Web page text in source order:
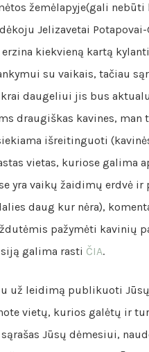
žemėlapyje(gali
Jelizavetai
erzina kiekvieną kartą
su vaikais, tačiau
daugeliui jis bus
draugiškas kavines, man
išreitinguoti
vietas, kuriose galima
yra vaikų žaidimų erdvė
daug kur nėra),
pažymėti kavinių
galima rasti ČIA.
už leidimą publikuoti
vietų, kurios galėtų ir
sąrašas Jūsų dėmesiui,